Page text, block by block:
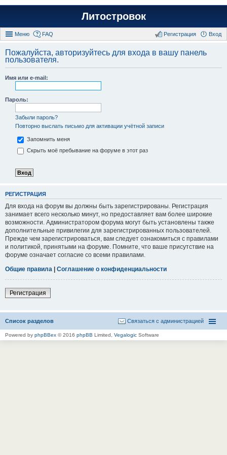
Литостровок
Меню FAQ Вход
Регистрация
Пожалуйста, авторизуйтесь для входа в вашу панель
пользователя.
Имя или e-mail:
Пароль:
Забыли пароль?
Повторно выслать письмо для активации учётной записи
Запомнить меня
Скрыть моё пребывание на форуме в этот раз
РЕГИСТРАЦИЯ
Для входа на форум вы должны быть зарегистрированы. Регистрация
занимает всего несколько минут, но предоставляет вам более широкие
возможности. Администратором форума могут быть установлены также
дополнительные привилегии для зарегистрированных пользователей.
Прежде чем зарегистрироваться, вам следует ознакомиться с правилами
и политикой, принятыми на форуме. Помните, что ваше присутствие на
форуме означает согласие со всеми правилами.
Общие правила | Соглашение о конфиденциальности
Регистрация
Список разделов Связаться с администрацией
Powered by phpBBex © 2016 phpBB Limited, Vegalogic Software